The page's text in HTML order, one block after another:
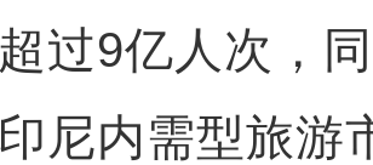
过9亿人次，
尼内需型旅游